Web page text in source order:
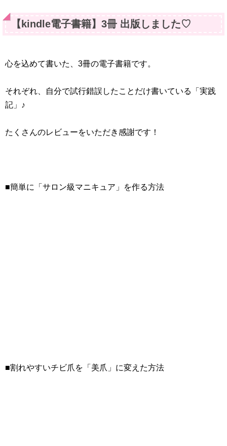
【kindle電子書籍】3冊 出版しました♡
心を込めて書いた、3冊の電子書籍です。
それぞれ、自分で試行錯誤したことだけ書いている「実践
記」♪
たくさんのレビューをいただき感謝です！
■簡単に「サロン級マニキュア」を作る方法
■割れやすいチビ爪を「美爪」に変えた方法